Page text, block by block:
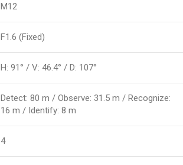
M12
F1.6 (Fixed)
H: 91° / V: 46.4° / D: 107°
Detect: 80 m / Observe: 31.5 m / Recognize:
16 m / Identify: 8 m
4